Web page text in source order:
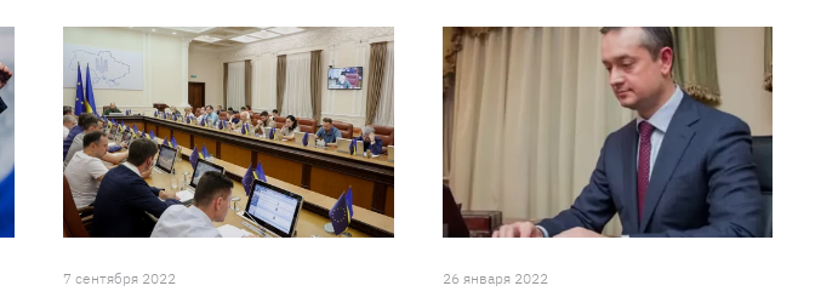
7 сентября 2022 26 января 2022